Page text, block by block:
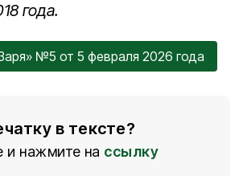
года.
№5 от 5 февраля 2026 года
в тексте?
и нажмите на ссылку